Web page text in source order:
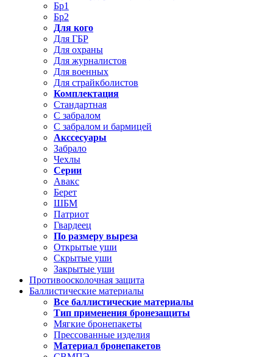
Бр1
Бр2
Для кого
Для ГБР
Для охраны
Для журналистов
Для военных
Для страйкболистов
Комплектация
Стандартная
С забралом
С забралом и бармицей
Акссесуары
Забрало
Чехлы
Серии
Авакс
Берет
ШБМ
Патриот
Гвардеец
По размеру выреза
Открытые уши
Скрытые уши
Закрытые уши
Противоосколочная защита
Баллистические материалы
Все баллистические материалы
Тип применения бронезащиты
Мягкие бронепакеты
Прессованные изделия
Материал бронепакетов